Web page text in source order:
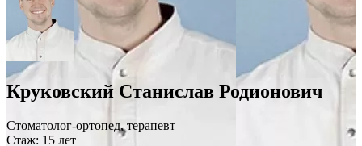
Круковский Станислав Родионович
Стоматолог-ортопед, терапевт
Стаж: 15 лет